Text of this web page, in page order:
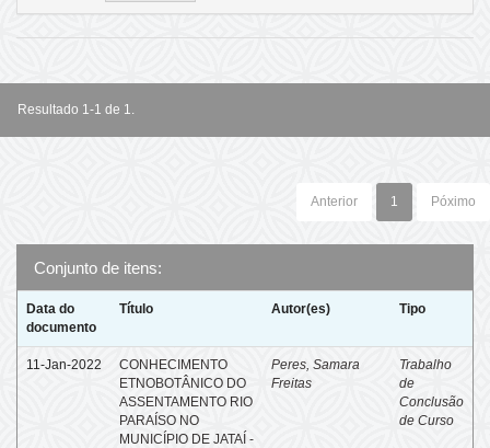
Resultado 1-1 de 1.
Anterior 1 Póximo
Conjunto de itens:
Data do
documento
Título Autor(es) Tipo
11-Jan-2022
CONHECIMENTO
ETNOBOTÂNICO DO
ASSENTAMENTO RIO
PARAÍSO NO
MUNICÍPIO DE JATAÍ -
Peres, Samara
Freitas
Trabalho
de
Conclusão
de Curso